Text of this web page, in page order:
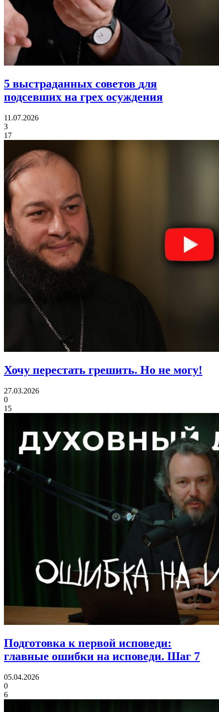
5 выстраданных советов для
подсевших на грех осуждения
11.07.2026
3
17
Хочу перестать грешить. Но не могу!
27.03.2026
0
15
Подготовка к первой исповеди:
главные ошибки на исповеди. Шаг 7
05.04.2026
0
6